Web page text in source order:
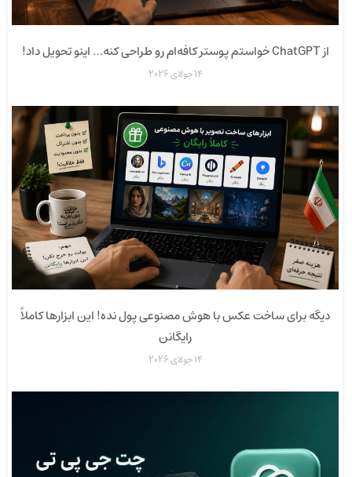
از ChatGPT خواستم پوستر کافه‌ام رو طراحی کنه… اینو تحویل داد!
14 جولای 2026
دیگه برای ساخت عکس با هوش مصنوعی پول نده! این ابزارها کاملاً
رایگانن
14 جولای 2026